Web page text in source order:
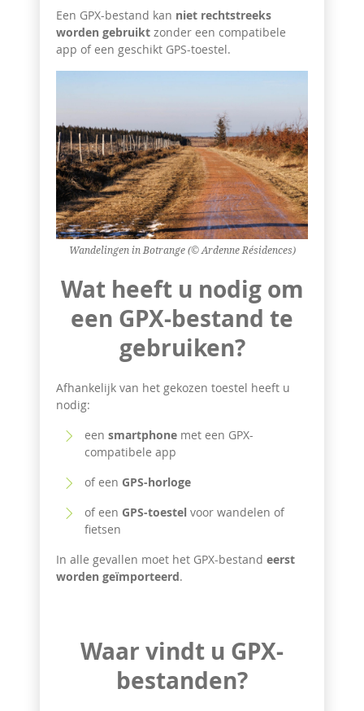
Een GPX-bestand kan niet rechtstreeks
worden gebruikt zonder een compatibele
app of een geschikt GPS-toestel.
Wandelingen in Botrange (© Ardenne Résidences)
Wat heeft u nodig om
een GPX-bestand te
gebruiken?
Afhankelijk van het gekozen toestel heeft u
nodig:
een smartphone met een GPX-
compatibele app
of een GPS-horloge
of een GPS-toestel voor wandelen of
fietsen
In alle gevallen moet het GPX-bestand eerst
worden geïmporteerd.
Waar vindt u GPX-
bestanden?